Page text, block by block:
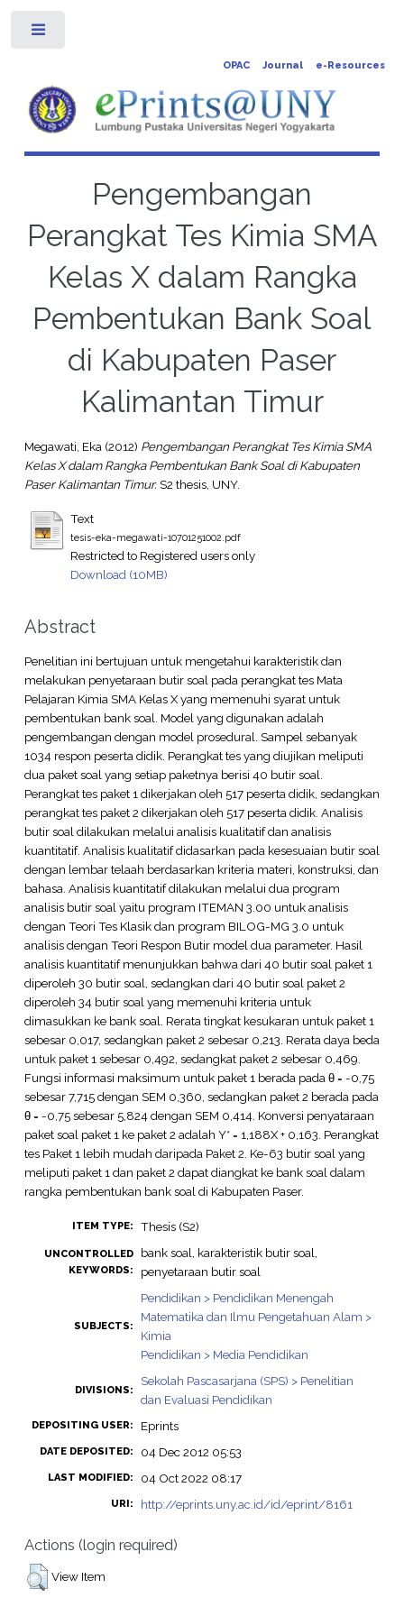
OPAC Journal e-Resources
Pengembangan
Perangkat Tes Kimia SMA
Kelas X dalam Rangka
Pembentukan Bank Soal
di Kabupaten Paser
Kalimantan Timur
Megawati, Eka(2012) Pengembangan Perangkat Tes Kimia SMA
Kelas X dalam Rangka Pembentukan Bank Soal di Kabupaten
Paser Kalimantan Timur. S2 thesis, UNY.
Text
tesis-eka-megawati-10701251002.pdf
Restricted to Registered users only
Download (10MB)
Abstract
Penelitian ini bertujuan untuk mengetahui karakteristik dan
melakukan penyetaraan butir soal pada perangkat tes Mata
Pelajaran Kimia SMA Kelas X yang memenuhi syarat untuk
pembentukan bank soal. Model yang digunakan adalah
pengembangan dengan model prosedural. Sampel sebanyak
1034 respon peserta didik. Perangkat tes yang diujikan meliputi
dua paket soal yang setiap paketnya berisi 40 butir soal.
Perangkat tes paket 1 dikerjakan oleh 517 peserta didik, sedangkan
perangkat tes paket 2 dikerjakan oleh 517 peserta didik. Analisis
butir soal dilakukan melalui analisis kualitatif dan analisis
kuantitatif. Analisis kualitatif didasarkan pada kesesuaian butir soal
dengan lembar telaah berdasarkan kriteria materi, konstruksi, dan
bahasa. Analisis kuantitatif dilakukan melalui dua program
analisis butir soal yaitu program ITEMAN 3.00 untuk analisis
dengan Teori Tes Klasik dan program BILOG-MG 3.0 untuk
analisis dengan Teori Respon Butir model dua parameter. Hasil
analisis kuantitatif menunjukkan bahwa dari 40 butir soal paket 1
diperoleh 30 butir soal, sedangkan dari 40 butir soal paket 2
diperoleh 34 butir soal yang memenuhi kriteria untuk
dimasukkan ke bank soal. Rerata tingkat kesukaran untuk paket 1
sebesar 0,017, sedangkan paket 2 sebesar 0,213. Rerata daya beda
untuk paket 1 sebesar 0,492, sedangkat paket 2 sebesar 0,469.
Fungsi informasi maksimum untuk paket 1 berada pada θ = -0,75
sebesar 7,715 dengan SEM 0,360, sedangkan paket 2 berada pada
θ = -0,75 sebesar 5,824 dengan SEM 0,414. Konversi penyataraan
paket soal paket 1 ke paket 2 adalah Y* = 1,188X + 0,163. Perangkat
tes Paket 1 lebih mudah daripada Paket 2. Ke-63 butir soal yang
meliputi paket 1 dan paket 2 dapat diangkat ke bank soal dalam
rangka pembentukan bank soal di Kabupaten Paser.
ITEM TYPE: Thesis (S2)
UNCONTROLLED
KEYWORDS:
bank soal, karakteristik butir soal,
penyetaraan butir soal
SUBJECTS:
Pendidikan > Pendidikan Menengah
Matematika dan Ilmu Pengetahuan Alam >
Kimia
Pendidikan > Media Pendidikan
DIVISIONS:
Sekolah Pascasarjana (SPS) > Penelitian
dan Evaluasi Pendidikan
DEPOSITING USER: Eprints
DATE DEPOSITED: 04 Dec 2012 05:53
LAST MODIFIED: 04 Oct 2022 08:17
URI: http://eprints.uny.ac.id/id/eprint/8161
Actions (login required)
View Item